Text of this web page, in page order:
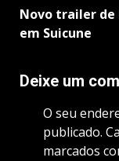
Novo trailer de
em Suicune
Deixe um
O seu
publicado.
marcados